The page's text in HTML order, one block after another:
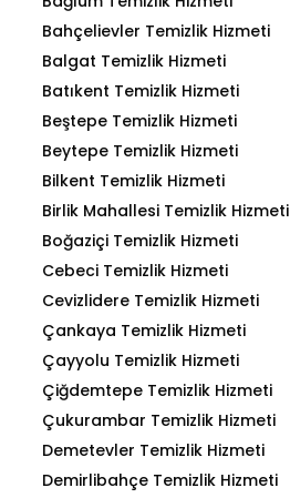
Bahçelievler Temizlik Hizmeti
Balgat Temizlik Hizmeti
Batıkent Temizlik Hizmeti
Beştepe Temizlik Hizmeti
Beytepe Temizlik Hizmeti
Bilkent Temizlik Hizmeti
Birlik Mahallesi Temizlik Hizmeti
Boğaziçi Temizlik Hizmeti
Cebeci Temizlik Hizmeti
Cevizlidere Temizlik Hizmeti
Çankaya Temizlik Hizmeti
Çayyolu Temizlik Hizmeti
Çiğdemtepe Temizlik Hizmeti
Çukurambar Temizlik Hizmeti
Demetevler Temizlik Hizmeti
Demirlibahçe Temizlik Hizmeti